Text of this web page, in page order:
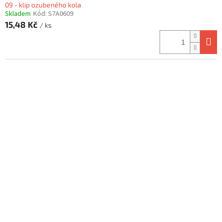
09 - klip ozubeného kola
Skladem Kód: S7A0609
15,48 Kč / ks